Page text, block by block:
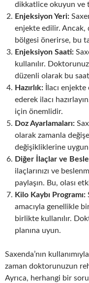
dikkatlice okuyun ve
Enjeksiyon Yeri:
enjekte edilir. Ancak,
bölgesi önerirse, bu
Enjeksiyon Saati:
kullanılır.
düzenli olarak bu
Hazırlık: İlacı
ederek ilacı
için önemlidir.
Doz Ayarlamaları:
olarak zamanla
değişikliklerine
Diğer İlaçlar ve
ilaçlarınızı ve
paylaşın. Bu, olası
Kilo Kaybı Programı:
amacıyla genellikle
birlikte kullanılır.
planına uyun.
Saxenda’nın
zaman doktorunuzun
Ayrıca, herhangi bir